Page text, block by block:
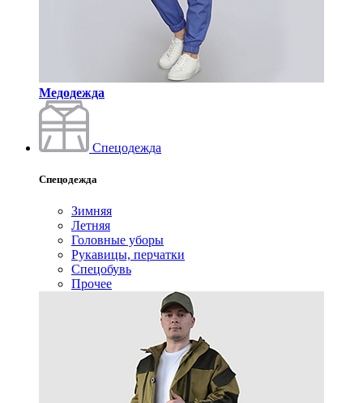
Медодежда
Спецодежда
Спецодежда
Зимняя
Летняя
Головные уборы
Рукавицы, перчатки
Спецобувь
Прочее